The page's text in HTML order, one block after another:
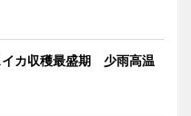
イカ収穫最盛期 少雨高温